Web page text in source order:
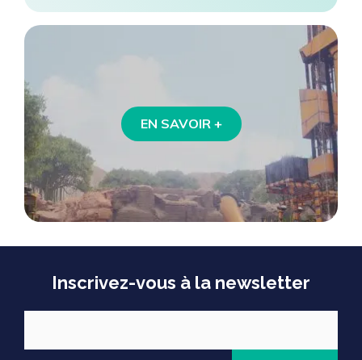
EN SAVOIR +
Inscrivez-vous à la newsletter